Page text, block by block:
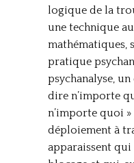
logique de la
une technique
mathématiques,
pratique
psychanalyse,
dire n’importe
n’importe quoi
déploiement à
apparaissent